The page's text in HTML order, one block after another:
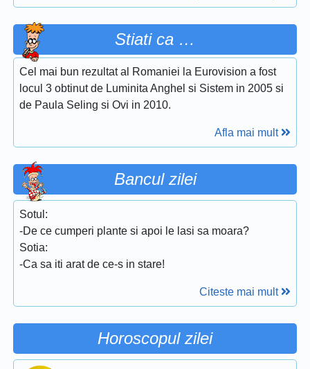
Stiati ca …
Cel mai bun rezultat al Romaniei la Eurovision a fost
locul 3 obtinut de Luminita Anghel si Sistem in 2005 si
de Paula Seling si Ovi in 2010.
Afla mai mult
Bancul zilei
Sotul:
-De ce cumperi plante si apoi le lasi sa moara?
Sotia:
-Ca sa iti arat de ce-s in stare!
Citeste mai mult
Horoscopul zilei